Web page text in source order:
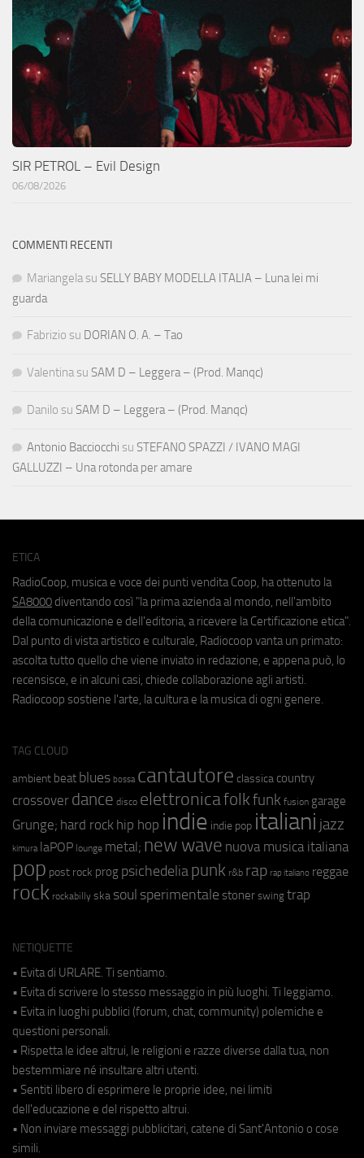
SIR PETROL – Evil Design
06/08/2026
COMMENTI RECENTI
Mariangela su SELLY BABY MODELLA ITALIA – Luna lei mi
guarda
Fabrizio su DORIAN O. A. – Tao
Valentina su SAM D – Leggera – (Prod. Manqc)
Danilo su SAM D – Leggera – (Prod. Manqc)
Antonio Bacciocchi su STEFANO SPAZZI / IVANO MAGI
GALLUZZI – Una rotonda per amare
ETICA
RadioCoop, musica e voce dei punti vendita Coop, ha ottenuto la
SA8000 diventando così "la prima azienda al mondo, nell'ambito
della comunicazione e dell'editoria, a ricevere la Certificazione etica".
Dal punto di vista artistico e culturale, Radiocoop vanta un primato:
ascolta tutto quello che viene inviato in redazione, e appena può, lo
recensisce, e in alcuni casi, chiede collaborazione agli artisti.
Radiocoop sostiene l'arte, la cultura e la musica di ogni genere.
TAG CLOUD
ambient beat blues bossa cantautore classica country
crossover dance disco elettronicafolkfunk fusion garage
Grunge; hard rock hip hop indie indie pop italiani jazz
kimura laPOP lounge metal; new wave nuova musica italiana
pop post rock prog psichedeliapunk r&b rap rap italiano reggae
rock rockabilly ska soul sperimentale stoner swing trap
NETIQUETTE
• Evita di URLARE. Ti sentiamo.
• Evita di scrivere lo stesso messaggio in più luoghi. Ti leggiamo.
• Evita in luoghi pubblici (forum, chat, community) polemiche e
questioni personali.
• Rispetta le idee altrui, le religioni e razze diverse dalla tua, non
bestemmiare né insultare altri utenti.
• Sentiti libero di esprimere le proprie idee, nei limiti
dell'educazione e del rispetto altrui.
• Non inviare messaggi pubblicitari, catene di Sant'Antonio o cose
simili.